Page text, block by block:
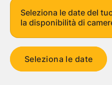
Seleziona le date del
la disponibilità di
Seleziona le date